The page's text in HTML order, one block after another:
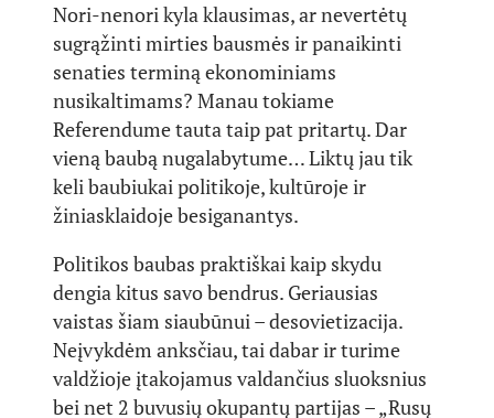
Nori-nenori kyla klausimas, ar nevertėtų
sugrąžinti mirties bausmės ir panaikinti
senaties terminą ekonominiams
nusikaltimams? Manau tokiame
Referendume tauta taip pat pritartų. Dar
vieną baubą nugalabytume… Liktų jau tik
keli baubiukai politikoje, kultūroje ir
žiniasklaidoje besiganantys.
Politikos baubas praktiškai kaip skydu
dengia kitus savo bendrus. Geriausias
vaistas šiam siaubūnui – desovietizacija.
Neįvykdėm anksčiau, tai dabar ir turime
valdžioje įtakojamus valdančius sluoksnius
bei net 2 buvusių okupantų partijas – „Rusų